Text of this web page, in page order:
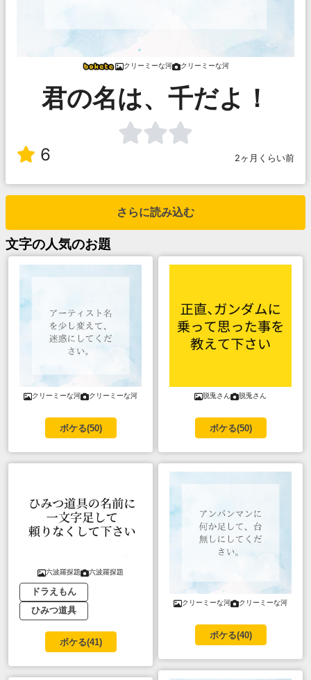
クリーミーな河 クリーミーな河
君の名は、千だよ！
6 2ヶ月くらい前
さらに読み込む
文字の人気のお題
クリーミーな河 クリーミーな河
ボケる(50)
六波羅探題 六波羅探題
ドラえもん
ひみつ道具
ボケる(41)
脱兎さん 脱兎さん
ボケる(50)
クリーミーな河 クリーミーな河
ボケる(40)